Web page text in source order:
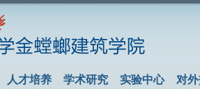
人才培养 学术研究 实验中心 对